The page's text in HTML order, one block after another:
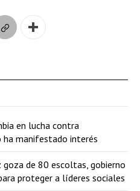
en lucha contra
ha manifestado interés
de 80 escoltas, gobierno
proteger a líderes sociales